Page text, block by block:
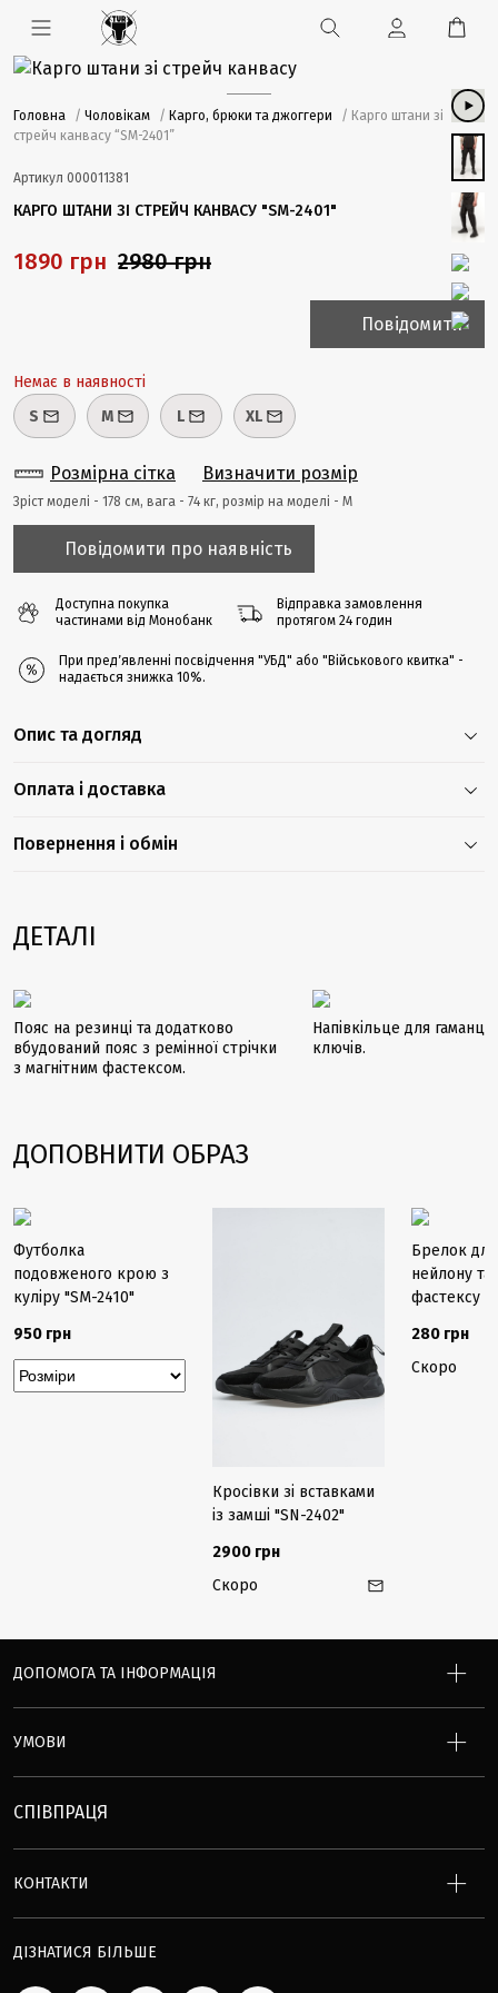
Головна / Чоловікам / Карго, брюки та джоггери
/ Карго штани зі
стрейч канвасу “SM-2401”
Артикул 000011381
КАРГО ШТАНИ ЗІ СТРЕЙЧ КАНВАСУ "SM-2401"
1890 грн 2980 грн
Повідомити
Немає в наявності
S
M L XL
Розмірна сітка Визначити розмір
Зріст моделі - 178 cм, вага - 74 кг, розмір на моделі - М
Повідомити про наявність
Доступна покупка
частинами від Монобанк
Відправка замовлення
протягом 24 годин
При предʼявленні посвідчення "УБД" або "Військового квитка" -
надається знижка 10%.
Опис та догляд
Оплата і доставка
Повернення і обмін
ДЕТАЛІ
Пояс на резинці та додатково
вбудований пояс з ремінної стрічки
з магнітним фастексом.
Напівкільце для
ключів.
ДОПОВНИТИ ОБРАЗ
Футболка
подовженого крою з
куліру "SM-2410"
950 грн
Кросівки зі вставками
із замші "SN-2402"
2900 грн
Скоро
Брелок
нейлону та
фастексу
280 грн
Скоро
ДОПОМОГА ТА ІНФОРМАЦІЯ
УМОВИ
СПІВПРАЦЯ
КОНТАКТИ
ДІЗНАТИСЯ БІЛЬШЕ